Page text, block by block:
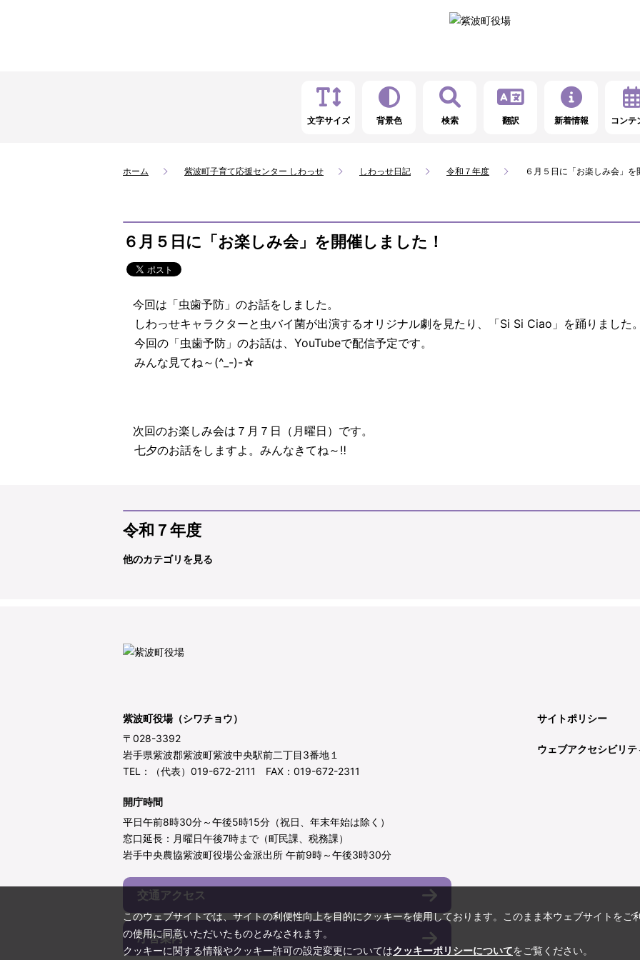
文字サイズ 背景色 検索 翻訳 新着情報 コンテ
ホーム 紫波町子育て応援センター しわっせ しわっせ日記 令和７年度 ６月５日に「お楽しみ会」
６月５日に「お楽しみ会」を開催しました！
今回は「虫歯予防」のお話をしました。
しわっせキャラクターと虫バイ菌が出演するオリジナル劇を見たり、「Si Si Ciao」を踊りました
今回の「虫歯予防」のお話は、YouTubeで配信予定です。
みんな見てね～(^_-)-☆
次回のお楽しみ会は７月７日（月曜日）です。
七夕のお話をしますよ。みんなきてね～‼
令和７年度
他のカテゴリを見る
紫波町役場（シワチョウ）
〒028-3392
岩手県紫波郡紫波町紫波中央駅前二丁目3番地１
TEL：（代表）019-672-2111 FAX：019-672-2311
開庁時間
平日午前8時30分～午後5時15分（祝日、年末年始は除く）
窓口延長：月曜日午後7時まで（町民課、税務課）
岩手中央農協紫波町役場公金派出所 午前9時～午後3時30分
交通アクセス
庁舎案内
サイトポリシー
ウェブアクセシビリテ
このウェブサイトでは、サイトの利便性向上を目的にクッキーを使用しております。このまま本ウェブサイトをご
の使用に同意いただいたものとみなされます。
クッキーに関する情報やクッキー許可の設定変更についてはクッキーポリシーについてをご覧ください。